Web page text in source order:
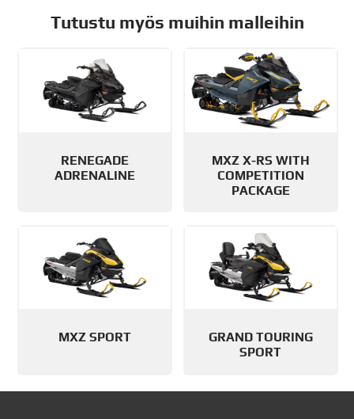
Tutustu myös muihin malleihin
RENEGADE
ADRENALINE
MXZ X-RS WITH
COMPETITION
PACKAGE
MXZ SPORT
GRAND TOURING
SPORT